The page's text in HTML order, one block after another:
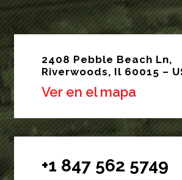
2408 Pebble Beach Ln,
Riverwoods, Il 60015 –
Ver en el mapa
+1 847 562 5749